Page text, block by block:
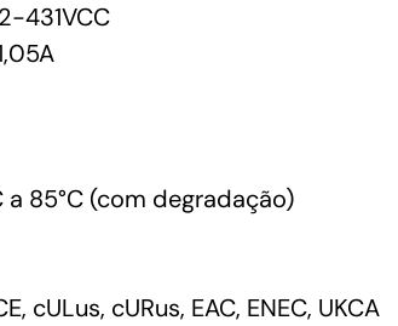
431VCC
a 85°C (com degradação)
cULus, cURus, EAC, ENEC, UKCA